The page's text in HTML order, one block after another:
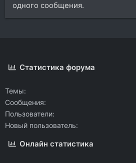
одного сообщения.
Статистика форума
Темы
Сообщения
Пользователи
Новый пользователь
Онлайн статистика